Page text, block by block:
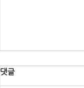
댓글